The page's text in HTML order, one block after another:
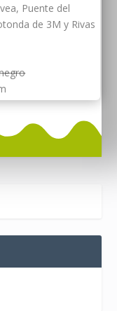
Puente del
de 3M y Rivas